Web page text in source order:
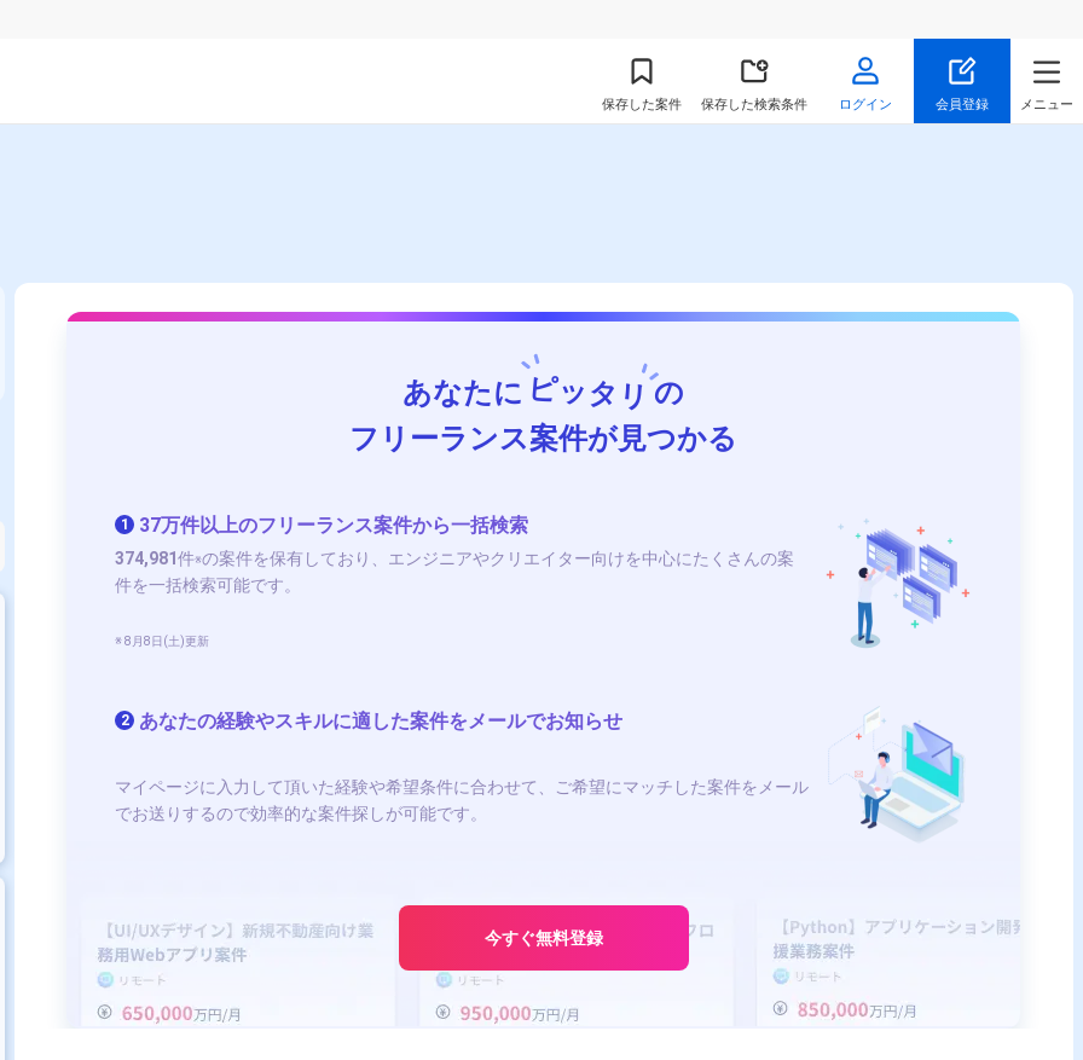
保存した案件 保存した検索条件 ログイン 会員登録 メニュー
あなたに ピッタリの
フリーランス案件が見つかる
1 37万件以上のフリーランス案件から一括検索
374,981件※の案件を保有しており、エンジニアやクリエイター向けを中心にたくさんの案
件を一括検索可能です。
※ 8月8日(土)更新
2 あなたの経験やスキルに適した案件をメールでお知らせ
マイページに入力して頂いた経験や希望条件に合わせて、ご希望にマッチした案件をメール
でお送りするので効率的な案件探しが可能です。
今すぐ無料登録